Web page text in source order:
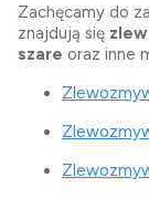
Zachęcamy do
znajdują się
szare oraz inne